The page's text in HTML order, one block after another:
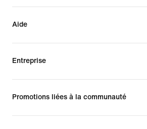
Aide
Entreprise
Promotions liées à la communauté